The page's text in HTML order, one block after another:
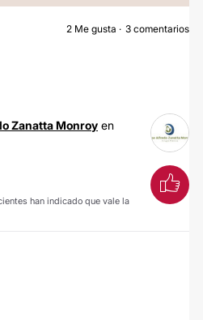
AUMENTO DE BUSTO
2 Me gusta 3 comentarios
Zanatta Monroy en
han indicado que vale la